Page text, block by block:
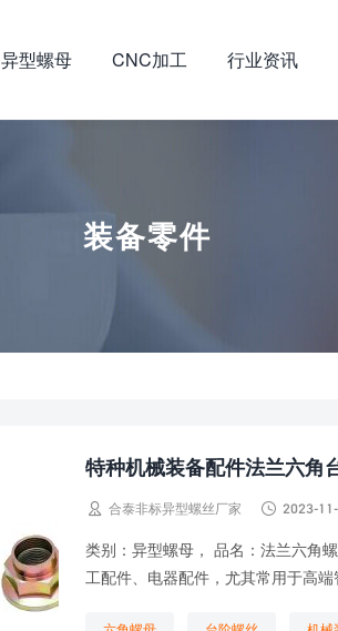
异型螺母 CNC加工 行业资讯
装备零件
特种机械装备配件法兰六角
 合泰非标异型螺丝厂家  2023-
类别：异型螺母， 品名：法兰六角
工配件、电器配件，尤其常用于高